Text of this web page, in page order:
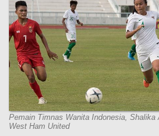
Pemain Timnas Wanita Indonesia, Shalika
West Ham United